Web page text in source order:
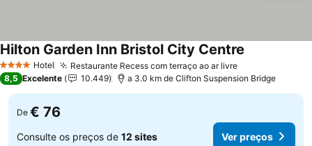
4 EstrelasHotel Restaurante Recess com terraço ao ar livreVer preços
Hilton Garden Inn Bristol City Centre
8,5 Excelente 10.449 a 3.0 km de Clifton Suspension Bridge
De € 76
Consulte os preços de 12 sites Ver preços